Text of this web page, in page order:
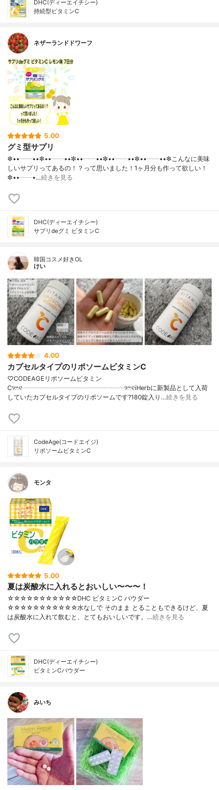
DHC(ディーエイチシー)
持続型ビタミンC
ネザーランドドワーフ
5.00
グミ型サプリ
✼••┈┈••✼••┈┈••✼••┈┈••✼••┈┈••✼••┈┈••✼こんなに美味
しいサプリってあるの！？って思いました！1ヶ月分も作って欲しい！
✼••┈┈•…続きを見る
DHC(ディーエイチシー)
サプリdeグミ ビタミンC
韓国コスメ好きOL
けい
4.00
カプセルタイプのリポソームビタミンC
♡CODEAGEリポソームビタミン
C୨ෆ୧┈┈┈┈┈┈┈┈┈┈┈┈┈┈┈┈୨ෆ୧iHerbに新製品として入荷
していたカプセルタイプのリポソームです?180錠入り…続きを見る
CodeAge(コードエイジ)
リポソームビタミンC
モンタ
5.00
夏は炭酸水に入れるとおいしい〜〜〜！
☆☆☆☆☆☆☆☆☆☆☆DHC ビタミンC パウダー
☆☆☆☆☆☆☆☆☆☆☆水なしで そのまま とることもできるけど、夏
は炭酸水に入れて飲むと、とてもおいしいです。…続きを見る
DHC(ディーエイチシー)
ビタミンCパウダー
みいち